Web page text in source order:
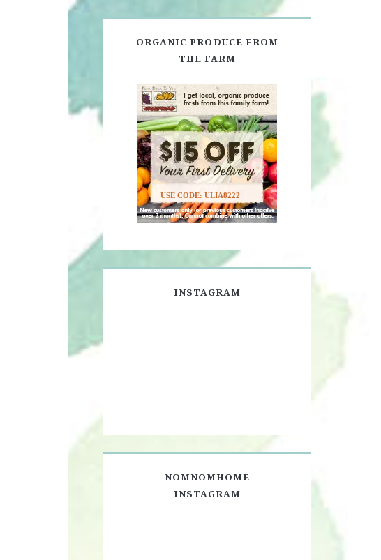
ORGANIC PRODUCE FROM
THE FARM
USE CODE: ULIA8222
INSTAGRAM
NOMNOMHOME
INSTAGRAM